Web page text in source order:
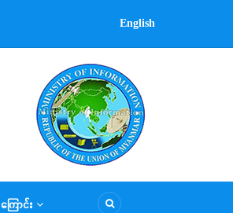
English
ြောင်း